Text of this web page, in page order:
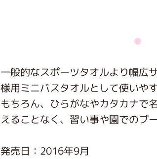
一般的なスポーツタオルより幅広
様用ミニバスタオルとして使いや
もちろん、ひらがなやカタカナで
えることなく、習い事や園でのプ
発売日：2016年9月
くまのがっこう 家庭科部